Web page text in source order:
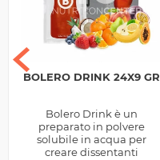
BOLERO DRINK 24X9 GR
Bolero Drink è un
preparato in polvere
solubile in acqua per
creare dissentanti